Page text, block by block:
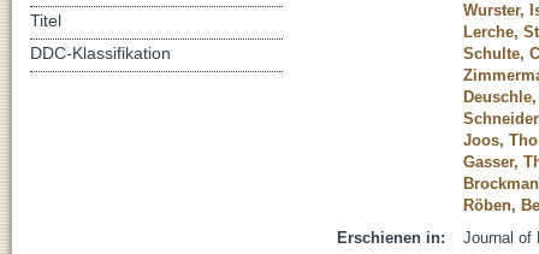
Wurster,
Lerche,
Schulte,
Joos,
Gasser,
Röben,
Erschienen in:
Journal of
Titel
DDC-Klassifikation